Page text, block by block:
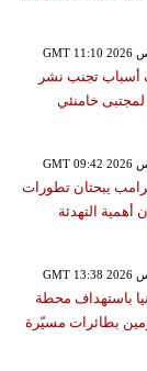
أسباب تجنب نشر
خامنئي
يبحثان تطورات
أهمية التهدئة
باستهداف محطة
بطائرات مسيّرة